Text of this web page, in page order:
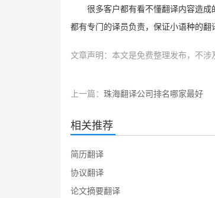
很多客户都有看不懂翻译内容造
都有专门的译员负责，保证小语种的翻
文章声明：本文是免费整理发布，不涉
上一篇： 珠海翻译公司排名哪家最好
相关推荐
简历翻译
协议翻译
论文摘要翻译